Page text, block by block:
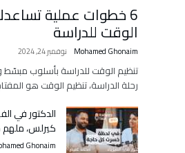
6 خطوات عملية
الوقت للدراسة
Mohamed Ghonaim نوفمبر 24, 2024
تنظيم الوقت للدراسة بأسلوب
رحلة الدراسة، تنظيم الوقت هو
الدكتور في
كيرلس، ملهم
Ghonaim